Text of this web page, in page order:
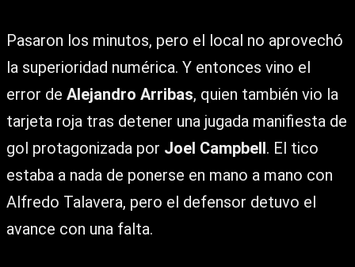
Pasaron los minutos, pero el local no aprovechó
la superioridad numérica. Y entonces vino el
error de Alejandro Arribas, quien también vio la
tarjeta roja tras detener una jugada manifiesta de
gol protagonizada por Joel Campbell. El tico
estaba a nada de ponerse en mano a mano con
Alfredo Talavera, pero el defensor detuvo el
avance con una falta.